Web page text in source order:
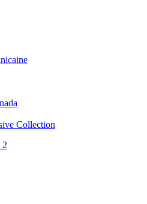
Collection
2